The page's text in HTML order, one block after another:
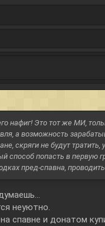
нафиг! Это тот же МИ,
а возможность
скряги не будут
способ попасть в первую
пред-спавна,
неуютно.
спавне и донатом